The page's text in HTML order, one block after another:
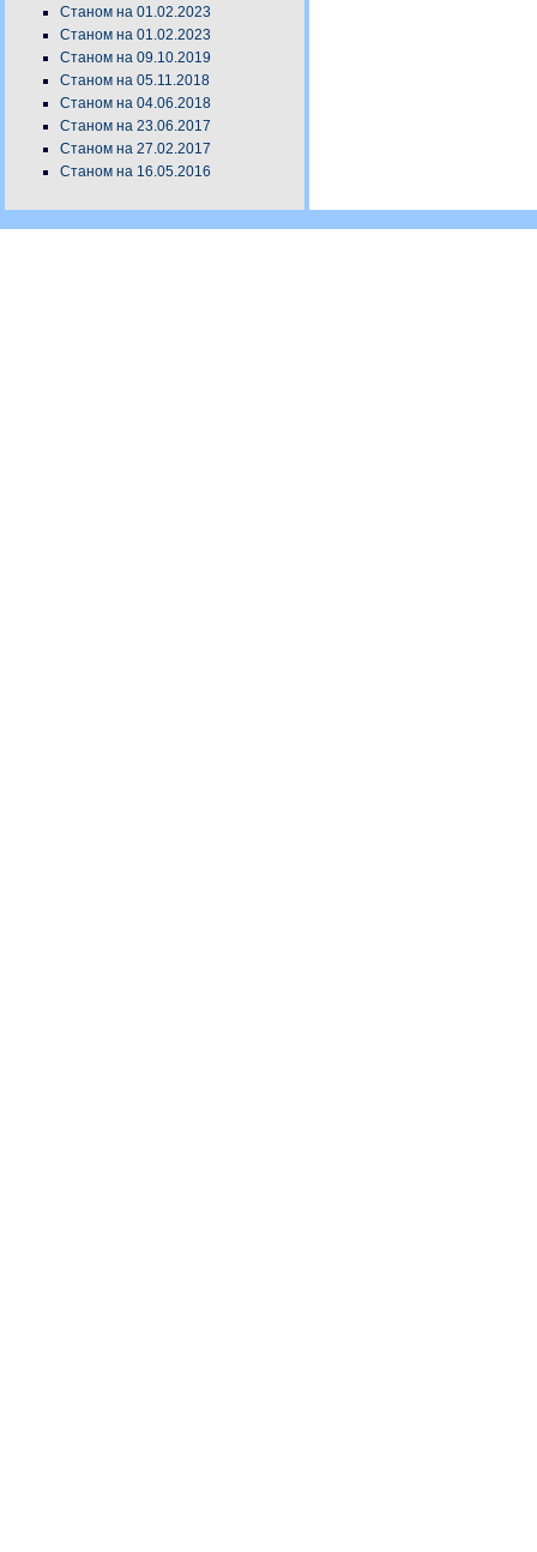
Станом на 01.02.2023
Станом на 01.02.2023
Станом на 09.10.2019
Станом на 05.11.2018
Станом на 04.06.2018
Станом на 23.06.2017
Станом на 27.02.2017
Станом на 16.05.2016